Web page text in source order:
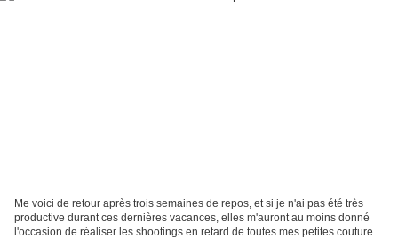
Me voici de retour après trois semaines de repos, et si je n'ai pas été très
productive durant ces dernières vacances, elles m'auront au moins donné
l'occasion de réaliser les shootings en retard de toutes mes petites coutures